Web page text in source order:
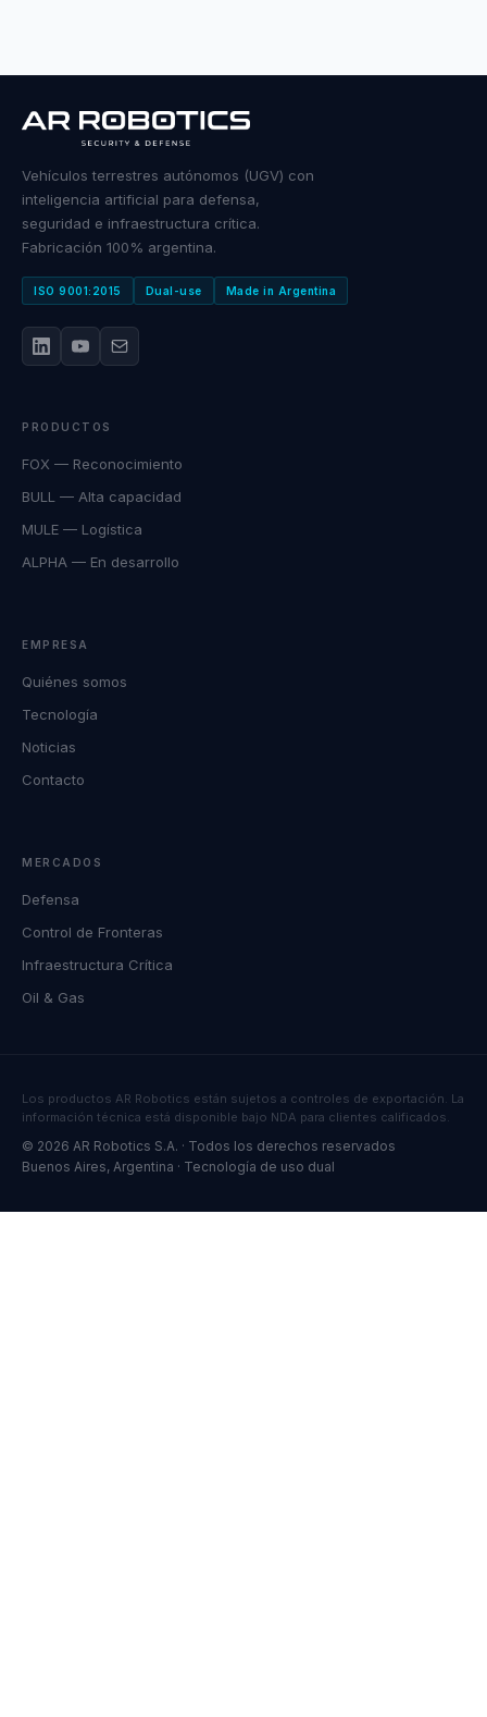
Vehículos terrestres autónomos (UGV) con
inteligencia artificial para defensa,
seguridad e infraestructura crítica.
Fabricación 100% argentina.
ISO 9001:2015 Dual-use Made in Argentina
PRODUCTOS
FOX — Reconocimiento
BULL — Alta capacidad
MULE — Logística
ALPHA — En desarrollo
EMPRESA
Quiénes somos
Tecnología
Noticias
Contacto
MERCADOS
Defensa
Control de Fronteras
Infraestructura Crítica
Oil & Gas
Los productos AR Robotics están sujetos a controles de exportación. La
información técnica está disponible bajo NDA para clientes calificados.
© 2026 AR Robotics S.A. · Todos los derechos reservados
Buenos Aires, Argentina · Tecnología de uso dual